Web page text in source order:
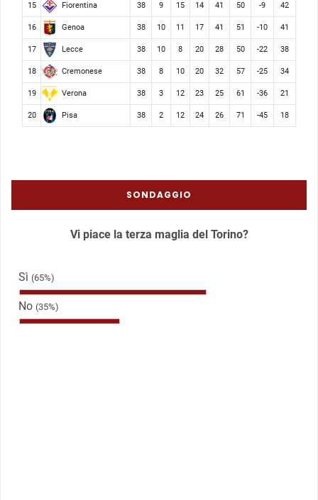
15 Fiorentina 38 9 15 14 41 50 -9 42
16 Genoa 38 10 11 17 41 51 -10 41
17 Lecce 38 10 8 20 28 50 -22 38
18 Cremonese 38 8 10 20 32 57 -25 34
19 Verona 38 3 12 23 25 61 -36 21
20 Pisa 38 2 12 24 26 71 -45 18
SONDAGGIO
Vi piace la terza maglia del Torino?
Sì (65%)
No (35%)